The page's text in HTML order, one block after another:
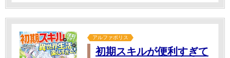
アルファポリス
初期スキルが便利すぎて